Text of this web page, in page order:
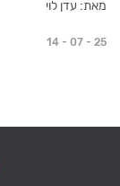
מאת: עדן לוי
14 - 07 - 25